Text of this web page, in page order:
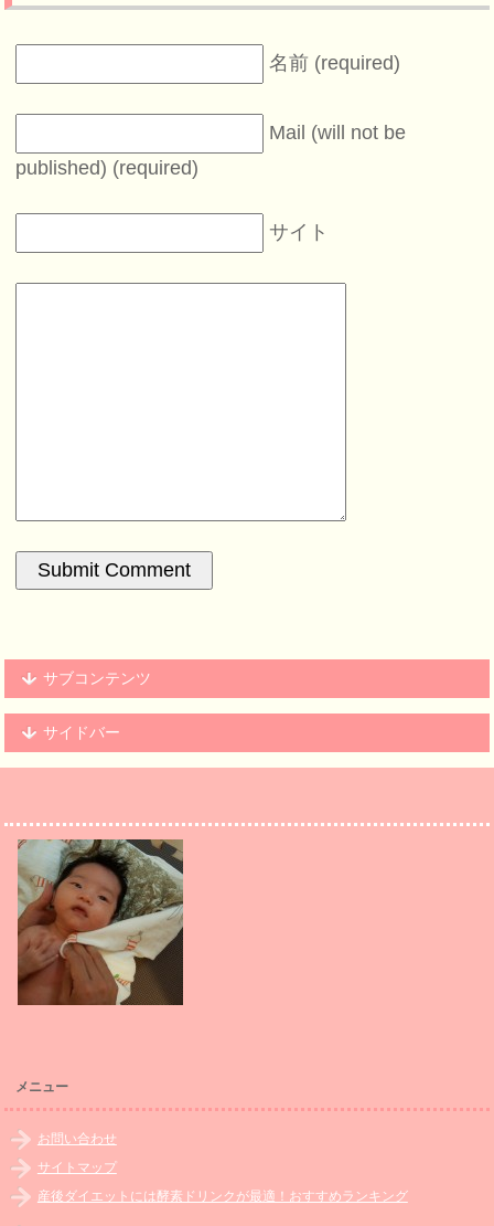
名前 (required)
Mail (will not be
published) (required)
サイト
サブコンテンツ
サイドバー
メニュー
お問い合わせ
サイトマップ
産後ダイエットには酵素ドリンクが最適！おすすめランキング